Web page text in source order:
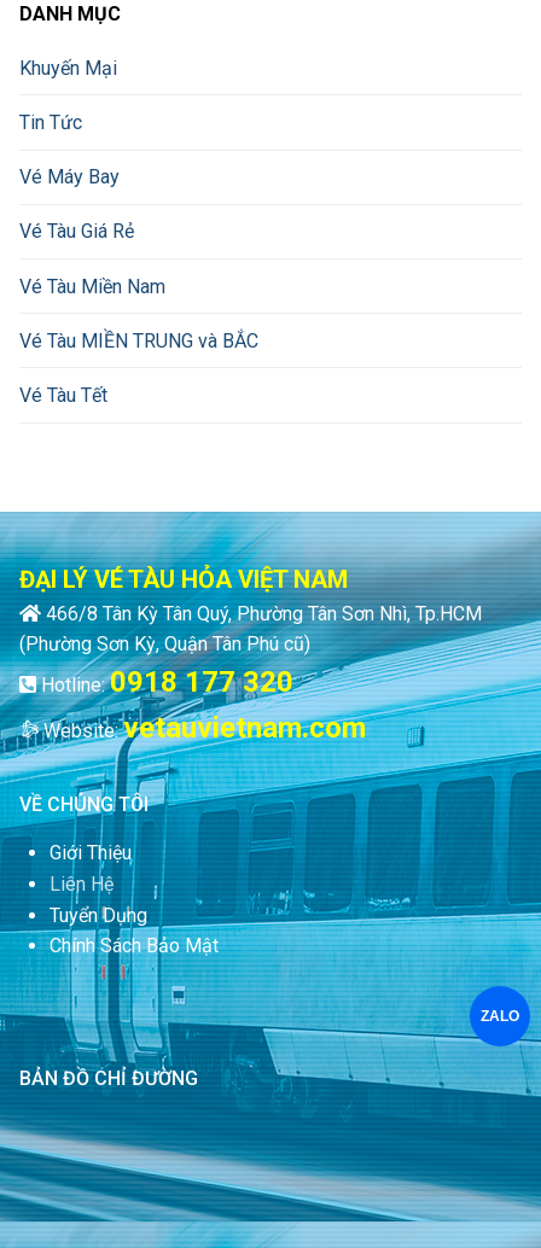
DANH MỤC
Khuyến Mại
Tin Tức
Vé Máy Bay
Vé Tàu Giá Rẻ
Vé Tàu Miền Nam
Vé Tàu MIỀN TRUNG và BẮC
Vé Tàu Tết
ĐẠI LÝ VÉ TÀU HỎA VIỆT NAM
466/8 Tân Kỳ Tân Quý, Phường Tân Sơn Nhì, Tp.HCM
(Phường Sơn Kỳ, Quận Tân Phú cũ)
Hotline:0918 177 320
Website:vetauvietnam.com
VỀ CHÚNG TÔI
Giới Thiệu
Liên Hệ
Tuyển Dụng
Chính Sách Bảo Mật
BẢN ĐỒ CHỈ ĐƯỜNG
ZALO